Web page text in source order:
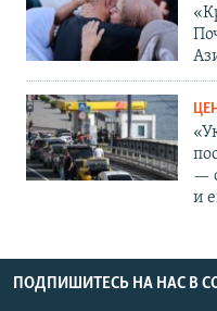
—
и
ПОДПИШИТЕСЬ НА НАС В